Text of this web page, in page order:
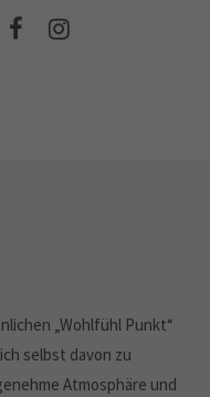
„Wohlfühl Punkt“
selbst davon zu
Atmosphäre und